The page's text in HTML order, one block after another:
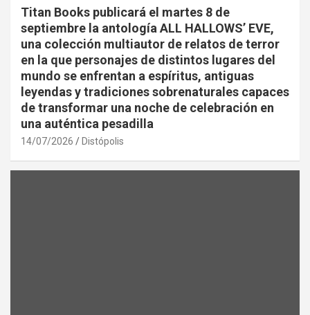
Titan Books publicará el martes 8 de
septiembre la antología ALL HALLOWS’ EVE,
una colección multiautor de relatos de terror
en la que personajes de distintos lugares del
mundo se enfrentan a espíritus, antiguas
leyendas y tradiciones sobrenaturales capaces
de transformar una noche de celebración en
una auténtica pesadilla
14/07/2026 Distópolis